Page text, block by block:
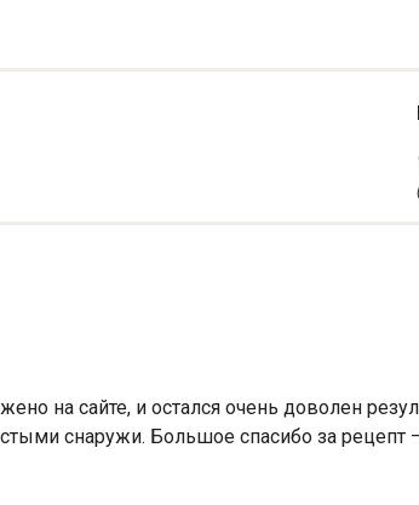
на сайте, и остался очень доволен
снаружи. Большое спасибо за рецепт